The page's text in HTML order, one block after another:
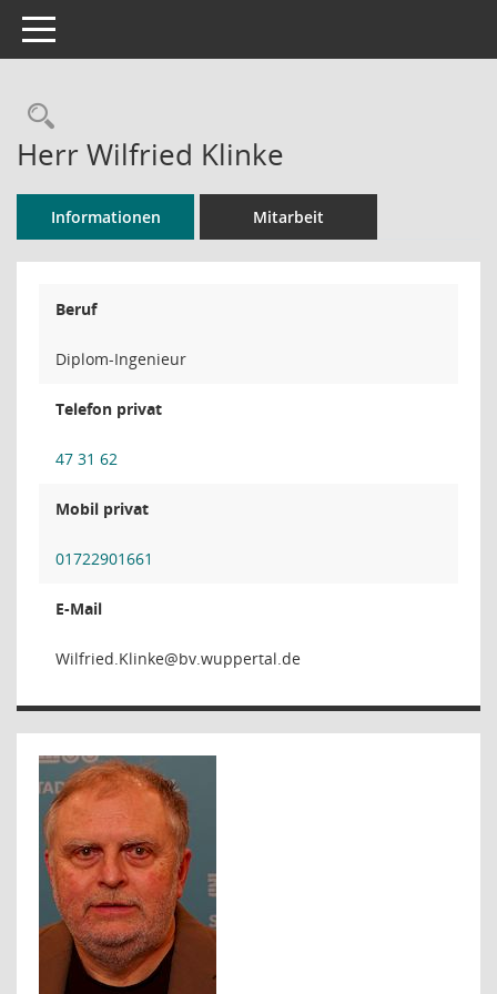
Toggle navigation
Rechercheauswahl
Herr Wilfried Klinke
Informationen Mitarbeit
Beruf
Diplom-Ingenieur
Telefon privat
47 31 62
Mobil privat
01722901661
E-Mail
eknilK.